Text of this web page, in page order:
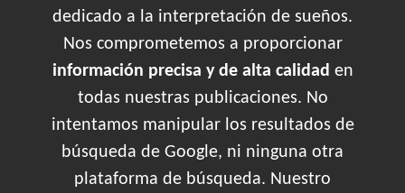
dedicado a la interpretación de sueños.
Nos comprometemos a proporcionar
información precisa y de alta calidad en
todas nuestras publicaciones. No
intentamos manipular los resultados de
búsqueda de Google, ni ninguna otra
plataforma de búsqueda. Nuestro